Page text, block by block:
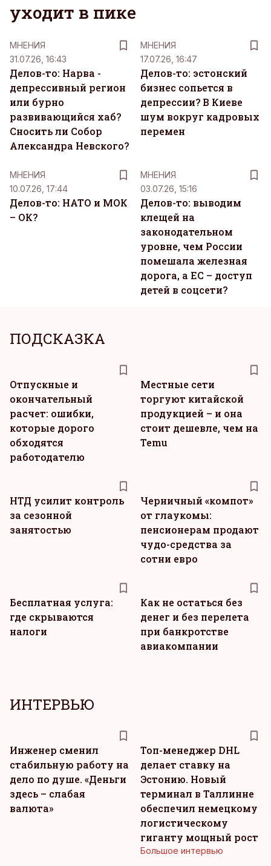
уходит в пике
MНЕНИЯ
31.07.26, 16:43
Делов-то: Нарва -
депрессивный регион
или бурно
развивающийся хаб?
Сносить ли Собор
Александра Невского?
MНЕНИЯ
17.07.26, 16:47
Делов-то: эстонский
бизнес сопьется в
депрессии? В Киеве
шум вокруг кадровых
перемен
MНЕНИЯ
10.07.26, 17:44
Делов-то: НАТО и МОК
– ОК?
MНЕНИЯ
03.07.26, 15:16
Делов-то: выводим
клещей на
законодательном
уровне, чем России
помешала железная
дорога, а ЕС – доступ
детей в соцсети?
ПОДСКАЗКА
Отпускные и
окончательный
расчет: ошибки,
которые дорого
обходятся
работодателю
Местные сети
торгуют китайской
продукцией – и она
стоит дешевле, чем на
Temu
НТД усилит контроль
за сезонной
занятостью
Черничный «компот»
от глаукомы:
пенсионерам продают
чудо-средства за
сотни евро
Бесплатная услуга:
где скрываются
налоги
Как не остаться без
денег и без перелета
при банкротстве
авиакомпании
ИНТЕРВЬЮ
Инженер сменил
стабильную работу на
дело по душе. «Деньги
здесь – слабая
валюта»
Топ-менеджер DHL
делает ставку на
Эстонию. Новый
терминал в Таллинне
обеспечил немецкому
логистическому
гиганту мощный рост
Большое интервью